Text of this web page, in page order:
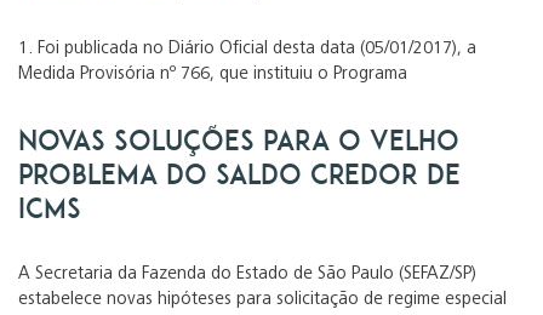
1. Foi publicada no Diário Oficial desta data (05/01/2017), a
Medida Provisória nº 766, que instituiu o Programa
Novas soluções para o velho
problema do saldo credor de
ICMS
A Secretaria da Fazenda do Estado de São Paulo (SEFAZ/SP)
estabelece novas hipóteses para solicitação de regime especial